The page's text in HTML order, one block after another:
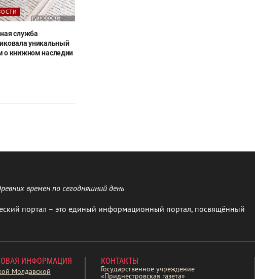
служба
уникальный
о книжном наследии
времен по сегодняшний день
портал – это единый информационный портал, посвящённый
ИНФОРМАЦИЯ
Молдавской
КОНТАКТЫ
Государственное учреждение
«Приднестровская газета»